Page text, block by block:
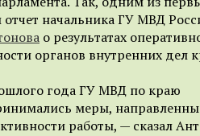
отчет начальника ГУ МВД
о результатах
органов внутренних дел
года ГУ МВД по краю
меры,
работы, — сказал